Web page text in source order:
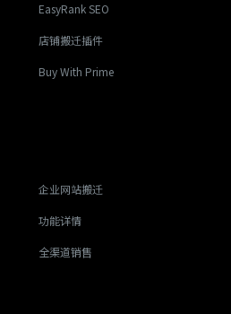
EasyRank SEO
店铺搬迁插件
Buy With Prime
企业网站搬迁
功能详情
全渠道销售